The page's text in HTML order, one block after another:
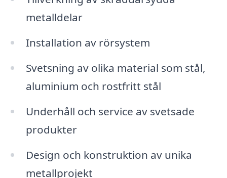
metalldelar
Installation av rörsystem
Svetsning av olika material som stål,
aluminium och rostfritt stål
Underhåll och service av svetsade
produkter
Design och konstruktion av unika
metallprojekt